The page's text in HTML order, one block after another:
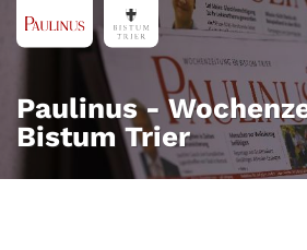
Zum Inhalt springen
Paulinus -
Bistum Trier